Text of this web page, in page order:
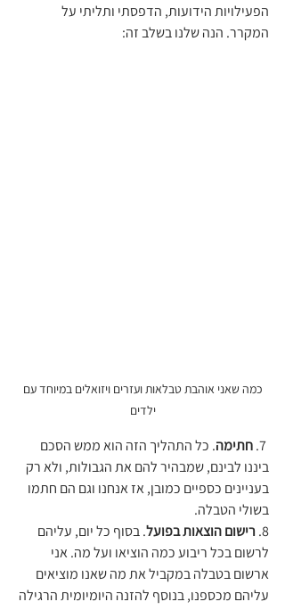
הפעילויות הידועות, הדפסתי ותליתי על
המקרר. הנה שלנו בשלב זה:
כמה שאני אוהבת טבלאות ועזרים ויזואלים במיוחד עם
ילדים
חתימה. כל התהליך הזה הוא ממש הסכם
ביננו לבינם, שמבהיר להם את הגבולות, ולא רק
בעניינים כספיים כמובן, אז אנחנו וגם הם חתמו
בשולי הטבלה.
8. רישום הוצאות בפועל. בסוף כל יום, עליהם
לרשום בכל ריבוע כמה הוציאו ועל מה. אני
ארשום בטבלה במקביל את מה שאנו מוציאים
עליהם מכספנו, בנוסף להזנה היומיומית הרגילה